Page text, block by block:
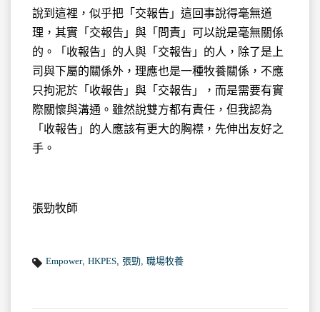
說到這裡，似乎把「交報告」這回事說得毫無道
理，其實「交報告」與「問責」可以說是毫無關係
的。「收報告」的人與「交報告」的人，除了是上
司與下屬的關係外，理應也是一種牧養關係，不應
只拘泥於「收報告」與「交報告」，而是需要有實
際關懷與溝通。雖然說雙方都有責任，但我認為
「收報告」的人應該有更大的胸襟，先伸出友好之
手。
張勁牧師
Empower, HKPES 張勁 職場牧養